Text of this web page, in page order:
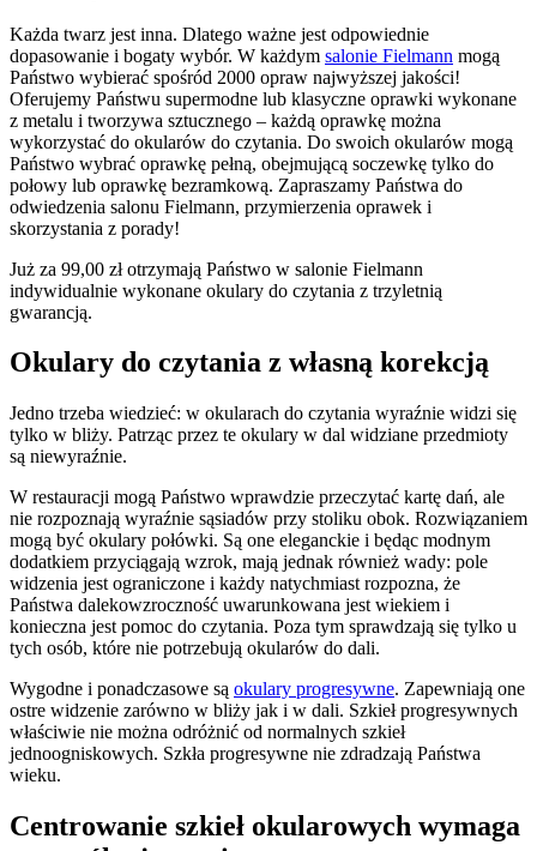
Każda twarz jest inna. Dlatego ważne jest odpowiednie
dopasowanie i bogaty wybór. W każdym salonie Fielmann mogą
Państwo wybierać spośród 2000 opraw najwyższej jakości!
Oferujemy Państwu supermodne lub klasyczne oprawki wykonane
z metalu i tworzywa sztucznego – każdą oprawkę można
wykorzystać do okularów do czytania. Do swoich okularów mogą
Państwo wybrać oprawkę pełną, obejmującą soczewkę tylko do
połowy lub oprawkę bezramkową. Zapraszamy Państwa do
odwiedzenia salonu Fielmann, przymierzenia oprawek i
skorzystania z porady!
Już za 99,00 zł otrzymają Państwo w salonie Fielmann
indywidualnie wykonane okulary do czytania z trzyletnią
gwarancją.
Okulary do czytania z własną korekcją
Jedno trzeba wiedzieć: w okularach do czytania wyraźnie widzi się
tylko w bliży. Patrząc przez te okulary w dal widziane przedmioty
są niewyraźnie.
W restauracji mogą Państwo wprawdzie przeczytać kartę dań, ale
nie rozpoznają wyraźnie sąsiadów przy stoliku obok. Rozwiązaniem
mogą być okulary połówki. Są one eleganckie i będąc modnym
dodatkiem przyciągają wzrok, mają jednak również wady: pole
widzenia jest ograniczone i każdy natychmiast rozpozna, że
Państwa dalekowzroczność uwarunkowana jest wiekiem i
konieczna jest pomoc do czytania. Poza tym sprawdzają się tylko u
tych osób, które nie potrzebują okularów do dali.
Wygodne i ponadczasowe są okulary progresywne. Zapewniają one
ostre widzenie zarówno w bliży jak i w dali. Szkieł progresywnych
właściwie nie można odróżnić od normalnych szkieł
jednoogniskowych. Szkła progresywne nie zdradzają Państwa
wieku.
Centrowanie szkieł okularowych wymaga